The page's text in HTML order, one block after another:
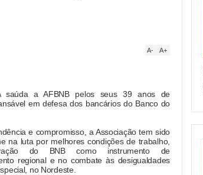
A+
A-
saúda a AFBNB pelos seus 39 anos de
em defesa dos bancários do Banco do
e compromisso, a Associação tem sido
na luta por melhores condições de trabalho,
do BNB como instrumento de
regional e no combate às desigualdades
no Nordeste.